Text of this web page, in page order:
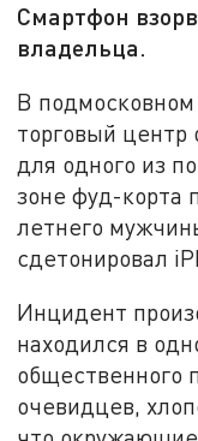
Смартфон
владельца.
В
торговый центр
для одного из
зоне фуд-корта
летнего
сдетонировал
Инцидент
находился в
общественного
очевидцев,